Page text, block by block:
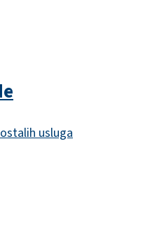
usluga